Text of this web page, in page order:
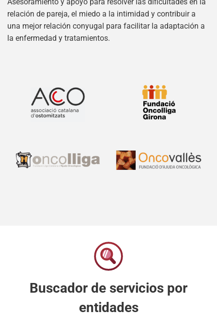
Asesoramiento y apoyo para resolver las dificultades en la
relación de pareja, el miedo a la intimidad y contribuir a
una mejor relación conyugal para facilitar la adaptación a
la enfermedad y tratamientos.
Buscador de servicios por
entidades